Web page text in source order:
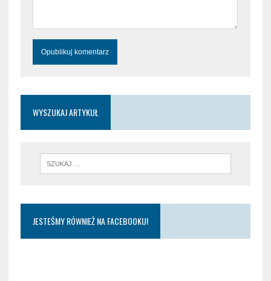
WYSZUKAJ ARTYKUŁ
JESTEŚMY RÓWNIEŻ NA FACEBOOKU!